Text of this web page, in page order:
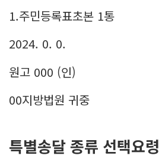
1.주민등록표초본 1통
2024. 0. 0.
원고 000 (인)
00지방법원 귀중
특별송달 종류 선택요령